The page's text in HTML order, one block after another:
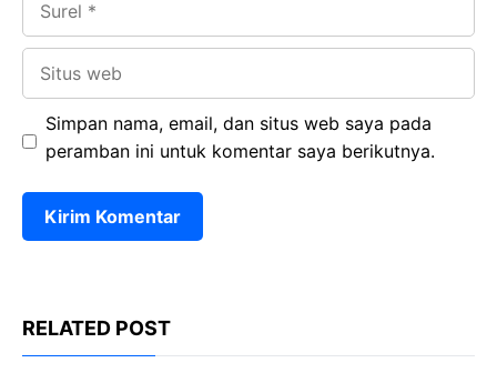
Simpan nama, email, dan situs web saya pada
peramban ini untuk komentar saya berikutnya.
RELATED POST